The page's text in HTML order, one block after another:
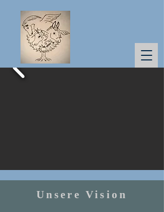
Unsere Vision